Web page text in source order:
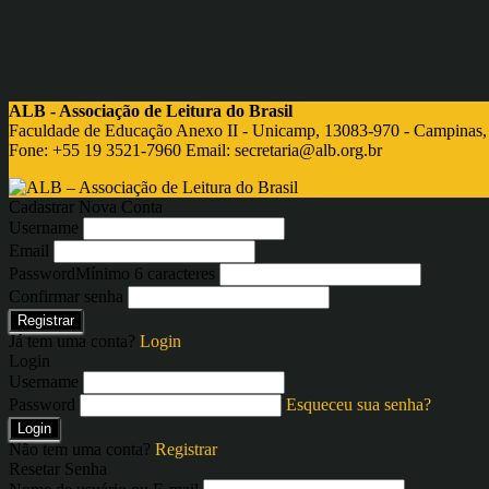
ALB - Associação de Leitura do Brasil
Faculdade de Educação Anexo II - Unicamp, 13083-970 - Campinas,
Fone: +55 19 3521-7960 Email: secretaria@alb.org.br
Cadastrar Nova Conta
Username
Email
PasswordMínimo 6 caracteres
Confirmar senha
Registrar
Já tem uma conta? Login
Login
Username
Password
Esqueceu sua senha?
Login
Não tem uma conta? Registrar
Resetar Senha